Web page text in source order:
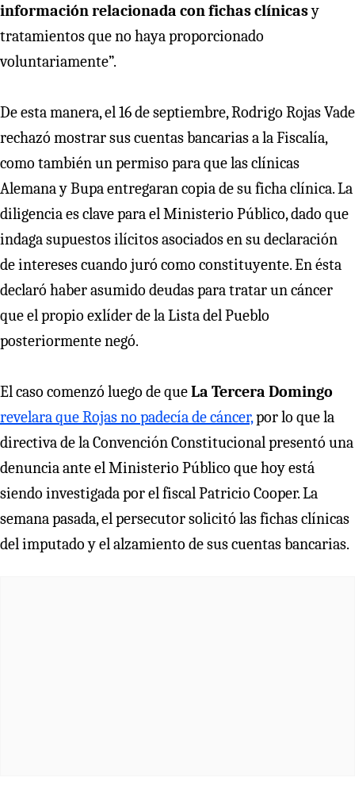
información relacionada con fichas clínicasy
tratamientos que no haya proporcionado
voluntariamente”.
De esta manera, el 16 de septiembre, Rodrigo Rojas Vade
rechazó mostrar sus cuentas bancarias a la Fiscalía,
como también un permiso para que las clínicas
Alemana y Bupa entregaran copia de su ficha clínica. La
diligencia es clave para el Ministerio Público, dado que
indaga supuestos ilícitos asociados en su declaración
de intereses cuando juró como constituyente. En ésta
declaró haber asumido deudas para tratar un cáncer
que el propio exlíder de la Lista del Pueblo
posteriormente negó.
El caso comenzó luego de queLa Tercera Domingo
revelara que Rojas no padecía de cáncer,por lo que la
directiva de la Convención Constitucional presentó una
denuncia ante el Ministerio Público que hoy está
siendo investigada por el fiscal Patricio Cooper. La
semana pasada, el persecutor solicitó las fichas clínicas
del imputado y el alzamiento de sus cuentas bancarias.